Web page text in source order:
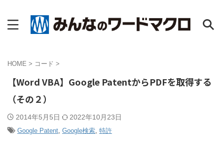
HOME > コード >
【Word VBA】Google PatentからPDFを取得する
（その２）
2014年5月5日 2022年10月23日
Google Patent, Google検索, 特許